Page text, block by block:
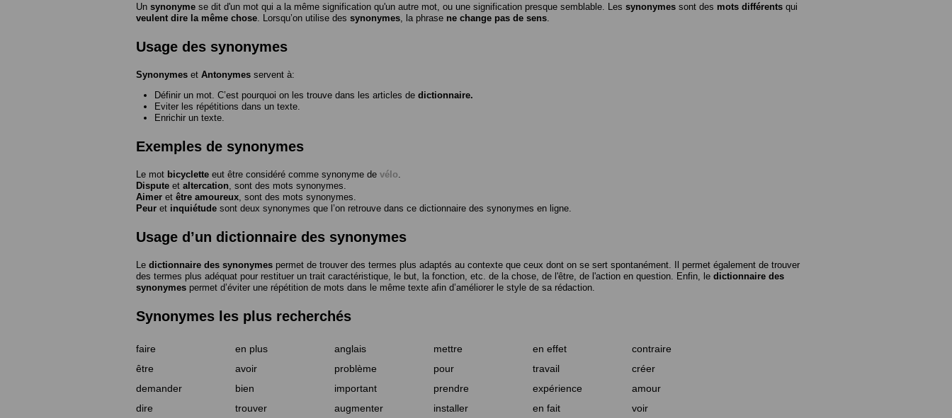
Un synonyme se dit d'un mot qui a la même signification qu'un autre mot, ou une signification presque semblable. Les synonymes sont des mots différents qui
veulent dire la même chose . Lorsqu’on utilise des synonymes , la phrase ne change pas de sens
Usage des synonymes
Synonymes et Antonymes servent à:
Définir un mot. C’est pourquoi on les trouve dans les articles de dictionnaire.
Eviter les répétitions dans un texte.
Enrichir un texte.
Exemples de synonymes
Le mot bicyclette eut être considéré comme synonyme de vélo
Dispute et altercation , sont des mots synonymes.
Aimer et être amoureux , sont des mots synonymes.
Peur et inquiétude sont deux synonymes que l’on retrouve dans ce dictionnaire des synonymes en ligne.
Usage d’un dictionnaire des synonymes
Le dictionnaire des synonymes permet de trouver des termes plus adaptés au contexte que ceux dont on se sert spontanément. Il permet également de trouver
des termes plus adéquat pour restituer un trait caractéristique, le but, la fonction, etc. de la chose, de l'être, de l'action en question. Enfin, le dictionnaire des
synonymes permet d’éviter une répétition de mots dans le même texte afin d’améliorer le style de sa rédaction.
Synonymes les plus recherchés
faire en plus anglais mettre en effet
contraire
être
avoir problème pour travail
créer
demander
bien important prendre expérience
amour
dire
trouver augmenter installer en fait voir